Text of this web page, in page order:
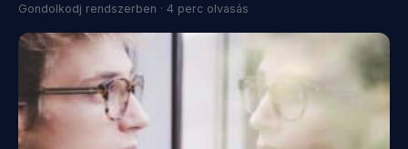
Gondolkodj rendszerben · 4 perc olvasás